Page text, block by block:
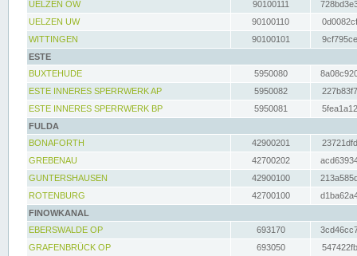
UELZEN OW
90100111
UELZEN UW
90100110
WITTINGEN
90100101
ESTE
BUXTEHUDE
5950080
ESTE INNERES SPERRWERK AP
5950082
ESTE INNERES SPERRWERK BP
5950081
FULDA
BONAFORTH
42900201
GREBENAU
42700202
GUNTERSHAUSEN
42900100
ROTENBURG
42700100
FINOWKANAL
EBERSWALDE OP
693170
GRAFENBRÜCK OP
693050